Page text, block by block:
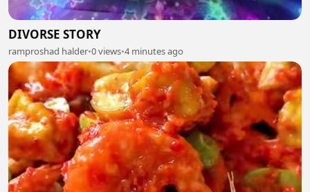
DIVORSE STORY
ramproshad halder•0 views•4 minutes ago